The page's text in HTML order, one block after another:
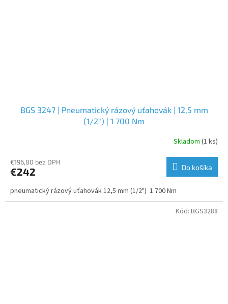
BGS 3247 | Pneumatický rázový uťahovák | 12,5 mm
(1/2") | 1 700 Nm
Skladom (1 ks)
€196,80 bez DPH
€242 Do košíka
pneumatický rázový uťahovák 12,5 mm (1/2") 1 700 Nm
Kód: BGS3288